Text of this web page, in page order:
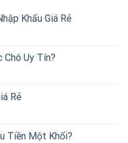
Khẩu Giá Rẻ
Chó Uy Tín?
Rẻ
Tiền Một Khối?